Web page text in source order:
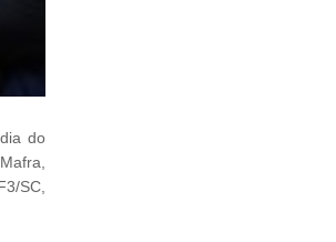
do
SC,